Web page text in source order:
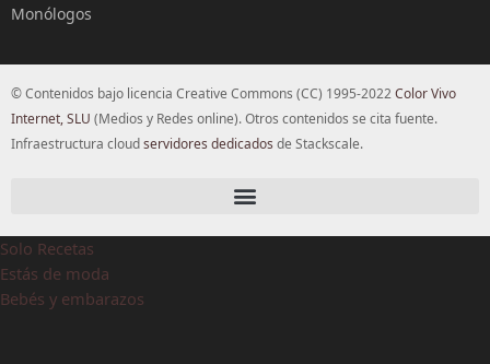
Monólogos
© Contenidos bajo licencia Creative Commons (CC) 1995-2022Color Vivo
Internet, SLU (Medios y Redes online). Otros contenidos se cita fuente.
Infraestructura cloudservidores dedicados de Stackscale.
Solo Recetas
Estás de moda
Bebés y embarazos